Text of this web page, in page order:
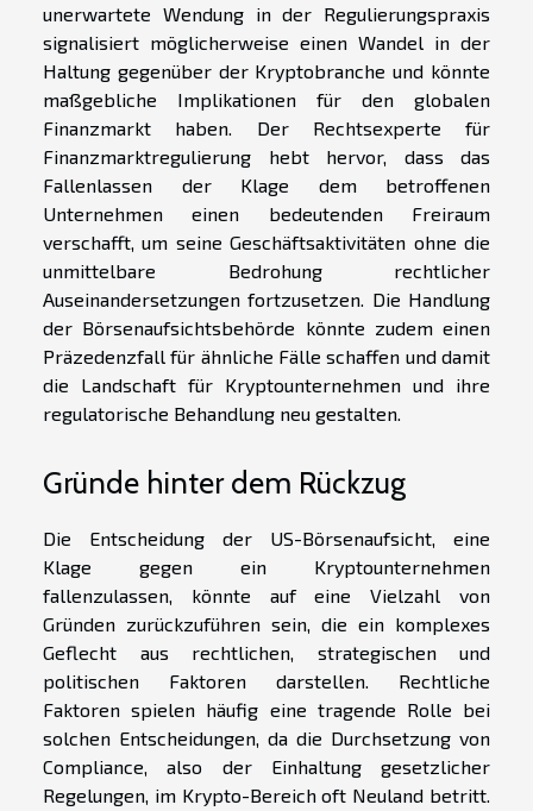
unerwartete Wendung in der Regulierungspraxis
signalisiert möglicherweise einen Wandel in der
Haltung gegenüber der Kryptobranche und könnte
maßgebliche Implikationen für den globalen
Finanzmarkt haben. Der Rechtsexperte für
Finanzmarktregulierung hebt hervor, dass das
Fallenlassen der Klage dem betroffenen
Unternehmen einen bedeutenden Freiraum
verschafft, um seine Geschäftsaktivitäten ohne die
unmittelbare Bedrohung rechtlicher
Auseinandersetzungen fortzusetzen. Die Handlung
der Börsenaufsichtsbehörde könnte zudem einen
Präzedenzfall für ähnliche Fälle schaffen und damit
die Landschaft für Kryptounternehmen und ihre
regulatorische Behandlung neu gestalten.
Gründe hinter dem Rückzug
Die Entscheidung der US-Börsenaufsicht, eine
Klage gegen ein Kryptounternehmen
fallenzulassen, könnte auf eine Vielzahl von
Gründen zurückzuführen sein, die ein komplexes
Geflecht aus rechtlichen, strategischen und
politischen Faktoren darstellen. Rechtliche
Faktoren spielen häufig eine tragende Rolle bei
solchen Entscheidungen, da die Durchsetzung von
Compliance, also der Einhaltung gesetzlicher
Regelungen, im Krypto-Bereich oft Neuland betritt.